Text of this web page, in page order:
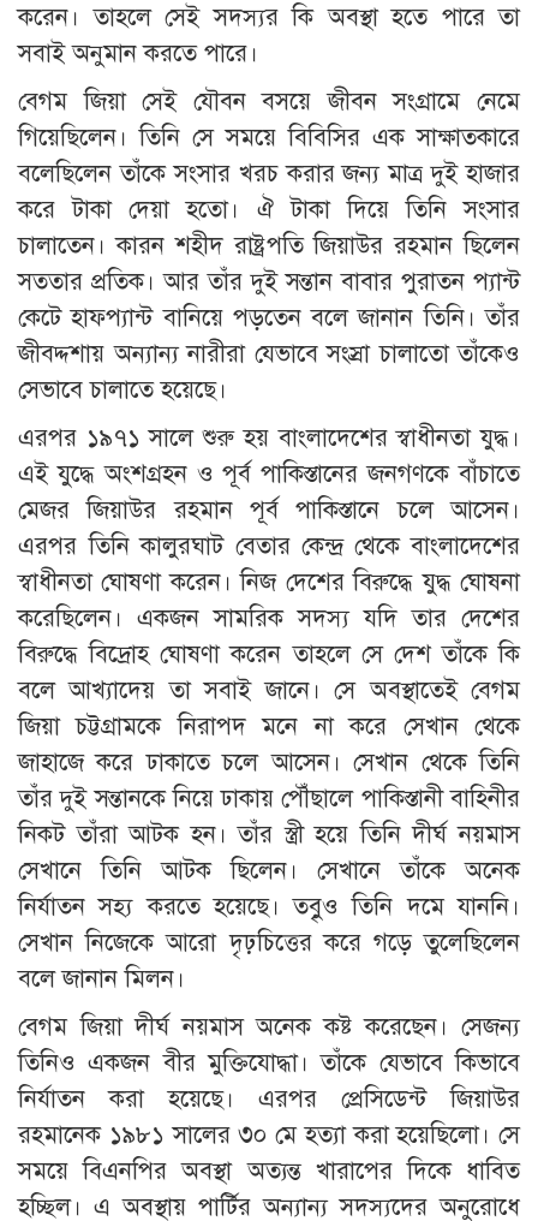
করেন। তাহলে সেই সদস্যর কি অবস্থা হতে পারে তা
সবাই অনুমান করতে পারে।
বেগম জিয়া সেই যৌবন বসয়ে জীবন সংগ্রামে নেমে
গিয়েছিলেন। তিনি সে সময়ে বিবিসির এক সাক্ষাতকারে
বলেছিলেন তাঁকে সংসার খরচ করার জন্য মাত্র দুই হাজার
করে টাকা দেয়া হতো। ঐ টাকা দিয়ে তিনি সংসার
চালাতেন। কারন শহীদ রাষ্ট্রপতি জিয়াউর রহমান ছিলেন
সততার প্রতিক। আর তাঁর দুই সন্তান বাবার পুরাতন প্যান্ট
কেটে হাফপ্যান্ট বানিয়ে পড়তেন বলে জানান তিনি। তাঁর
জীবদ্দশায় অন্যান্য নারীরা যেভাবে সংস্রা চালাতো তাঁকেও
সেভাবে চালাতে হয়েছে।
এরপর ১৯৭১ সালে শুরু হয় বাংলাদেশের স্বাধীনতা যুদ্ধ।
এই যুদ্ধে অংশগ্রহন ও পূর্ব পাকিস্তানের জনগণকে বাঁচাতে
মেজর জিয়াউর রহমান পূর্ব পাকিস্তানে চলে আসেন।
এরপর তিনি কালুরঘাট বেতার কেন্দ্র থেকে বাংলাদেশের
স্বাধীনতা ঘোষণা করেন। নিজ দেশের বিরুদ্ধে যুদ্ধ ঘোষনা
করেছিলেন। একজন সামরিক সদস্য যদি তার দেশের
বিরুদ্ধে বিদ্রোহ ঘোষণা করেন তাহলে সে দেশ তাঁকে কি
বলে আখ্যাদেয় তা সবাই জানে। সে অবস্থাতেই বেগম
জিয়া চট্টগ্রামকে নিরাপদ মনে না করে সেখান থেকে
জাহাজে করে ঢাকাতে চলে আসেন। সেখান থেকে তিনি
তাঁর দুই সন্তানকে নিয়ে ঢাকায় পৌঁছালে পাকিস্তানী বাহিনীর
নিকট তাঁরা আটক হন। তাঁর স্ত্রী হয়ে তিনি দীর্ঘ নয়মাস
সেখানে তিনি আটক ছিলেন। সেখানে তাঁকে অনেক
নির্যাতন সহ্য করতে হয়েছে। তবৃুও তিনি দমে যাননি।
সেখান নিজেকে আরো দৃঢ়চিত্তের করে গড়ে তুলেছিলেন
বলে জানান মিলন।
বেগম জিয়া দীর্ঘ নয়মাস অনেক কষ্ট করেছেন। সেজন্য
তিনিও একজন বীর মুক্তিযোদ্ধা। তাঁকে যেভাবে কিভাবে
নির্যাতন করা হয়েছে। এরপর প্রেসিডেন্ট জিয়াউর
রহমানেক ১৯৮১ সালের ৩০ মে হত্যা করা হয়েছিলো। সে
সময়ে বিএনপির অবস্থা অত্যন্ত খারাপের দিকে ধাবিত
হচ্ছিল। এ অবস্থায় পার্টির অন্যান্য সদস্যদের অনুরোধে